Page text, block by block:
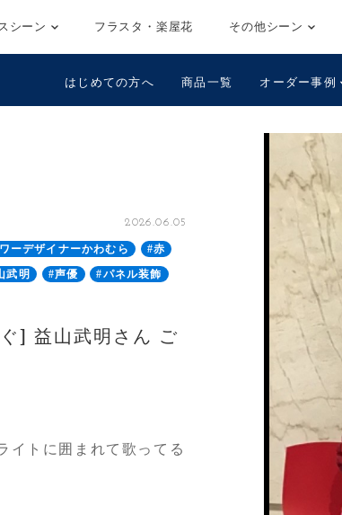
シーン フラスタ・楽屋花 その他シーン
はじめての方へ 商品一覧 オーダー事例
2026.06.05
ーデザイナーかわむら
#赤
武明 #声優
#パネル装飾
] 益山武明さん ご
イトに囲まれて歌ってる